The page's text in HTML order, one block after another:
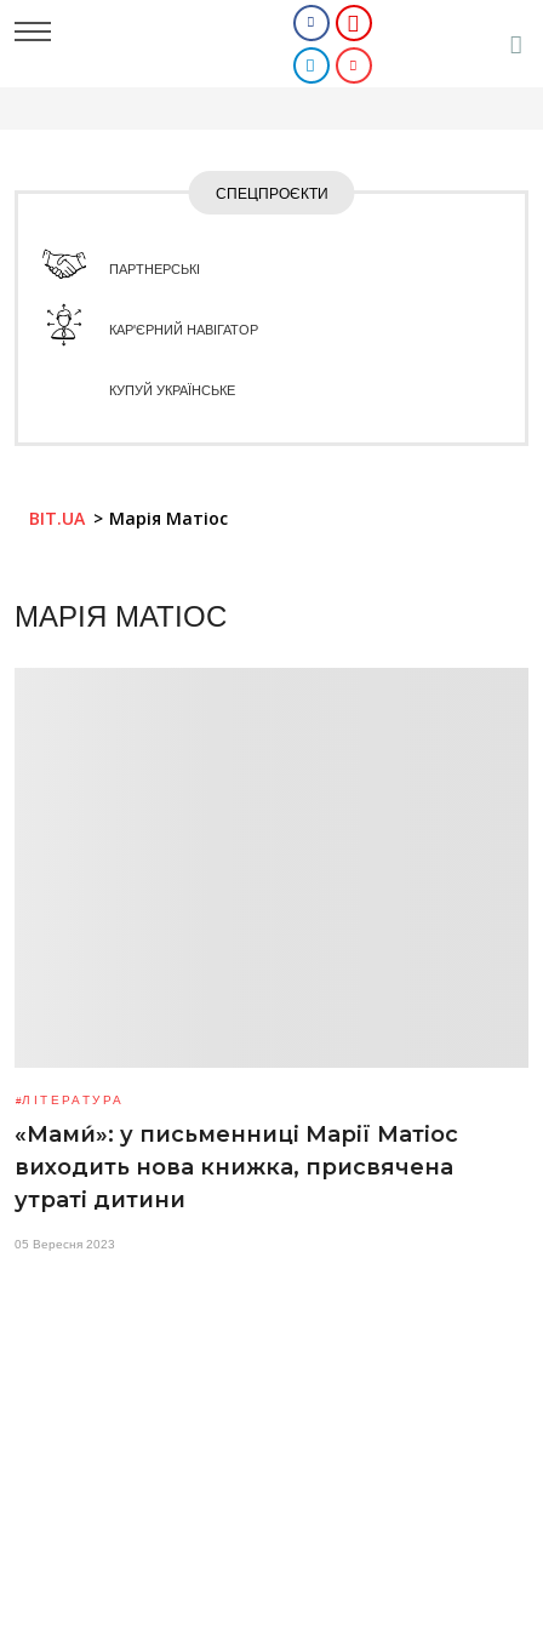
СПЕЦПРОЄКТИ
ПАРТНЕРСЬКІ
КАР'ЄРНИЙ НАВІГАТОР
КУПУЙ УКРАЇНСЬКЕ
BIT.UA Марія Матіос
МАРІЯ МАТІОС
ЛІТЕРАТУРА
«Мами́»: у письменниці Марії Матіос
виходить нова книжка, присвячена
утраті дитини
05 Вересня 2023